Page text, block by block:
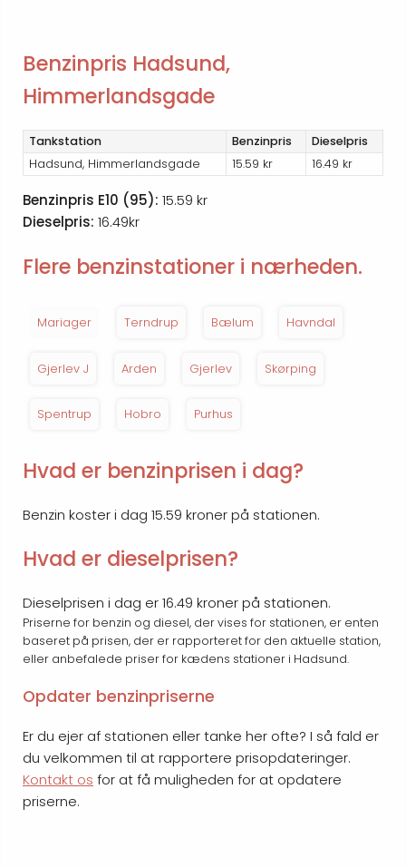
Benzinpris Hadsund,
Himmerlandsgade
Tankstation Benzinpris
Dieselpris
Hadsund, Himmerlandsgade
15.59 kr 16.49 kr
Benzinpris E10 (95): 15.59 kr
Dieselpris: 16.49kr
Flere benzinstationer i nærheden.
Mariager Terndrup Bælum Havndal
Gjerlev J Arden Gjerlev Skørping
Spentrup Hobro Purhus
Hvad er benzinprisen i dag?
Benzin koster i dag 15.59 kroner på stationen.
Hvad er dieselprisen?
Dieselprisen i dag er 16.49 kroner på stationen.
Priserne for benzin og diesel, der vises for stationen, er enten
baseret på prisen, der er rapporteret for den aktuelle station,
eller anbefalede priser for kædens stationer i Hadsund.
Opdater benzinpriserne
Er du ejer af stationen eller tanke her ofte? I så fald er
du velkommen til at rapportere prisopdateringer.
Kontakt os for at få muligheden for at opdatere
priserne.